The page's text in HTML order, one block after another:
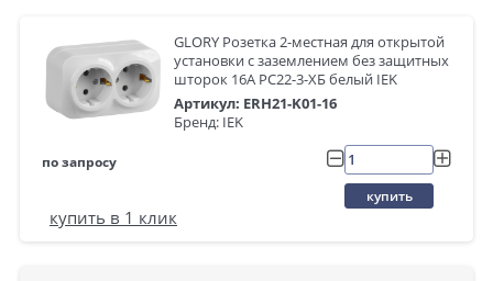
GLORY Розетка 2-местная для открытой
установки с заземлением без защитных
шторок 16А РС22-3-ХБ белый IEK
Артикул: ERH21-K01-16
Бренд: IEK
по запросу
купить
купить в 1 клик